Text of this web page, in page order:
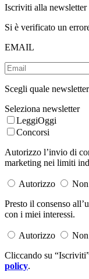
Iscriviti alla newsletter
Si è verificato un
EMAIL
Scegli quale
Seleziona newsletter
LeggiOggi
Concorsi
Autorizzo l’invio di
marketing nei limiti
Autorizzo
Presto il consenso
con i miei interessi.
Autorizzo
Cliccando su
policy.